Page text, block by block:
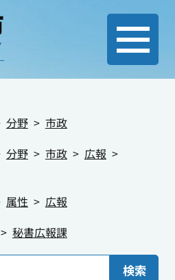
分野
市政
分野 市政
広報
属性
広報
秘書広報課
検索